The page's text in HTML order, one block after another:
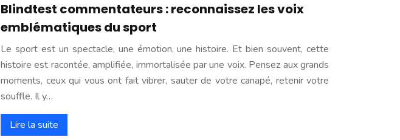
Blindtest commentateurs : reconnaissez les voix
emblématiques du sport
Le sport est un spectacle, une émotion, une histoire. Et bien souvent, cette
histoire est racontée, amplifiée, immortalisée par une voix. Pensez aux grands
moments, ceux qui vous ont fait vibrer, sauter de votre canapé, retenir votre
souffle. Il y…
Lire la suite